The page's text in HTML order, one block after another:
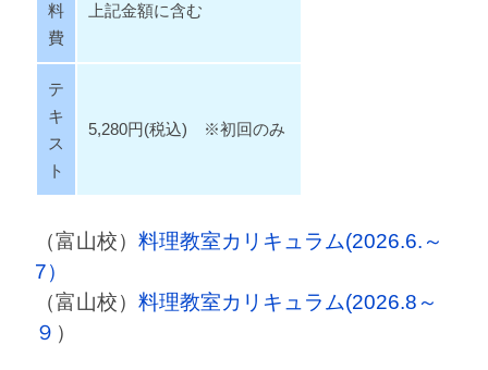
料
費
上記金額に含む
テ
キ
ス
ト
5,280円(税込) ※初回のみ
（富山校）料理教室カリキュラム(2026.6.～
7）
（富山校）料理教室カリキュラム(2026.8～
９ ）